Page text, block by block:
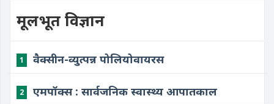
मूलभूत विज्ञान
1 ​वैक्सीन-व्युत्पन्न पोलियोवायरस
2 ​एमपॉक्स : सार्वजनिक स्वास्थ्य आपातकाल